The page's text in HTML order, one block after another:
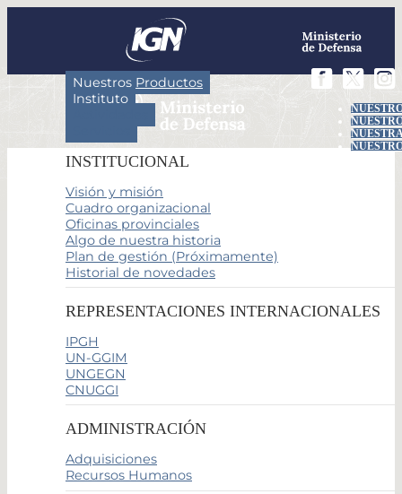
Nuestros Productos
Instituto
INSTITUCIONAL
Visión y misión
Cuadro organizacional
Oficinas provinciales
Algo de nuestra historia
Plan de gestión (Próximamente)
Historial de novedades
REPRESENTACIONES INTERNACIONALES
IPGH
UN-GGIM
UNGEGN
CNUGGI
ADMINISTRACIÓN
Adquisiciones
Recursos Humanos